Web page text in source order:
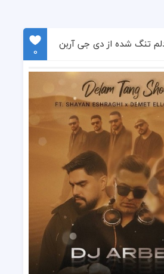
تنگ شده از دی جی آربن
0